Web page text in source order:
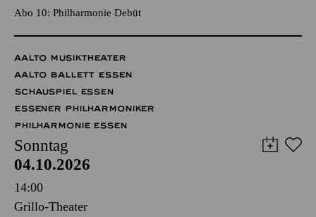
TICKETS
25,00€
Abo 10: Philharmonie Debüt
ESSENER PHILHARMONIKER
PHILHARMONIE ESSEN
Sonntag
04.10.2026